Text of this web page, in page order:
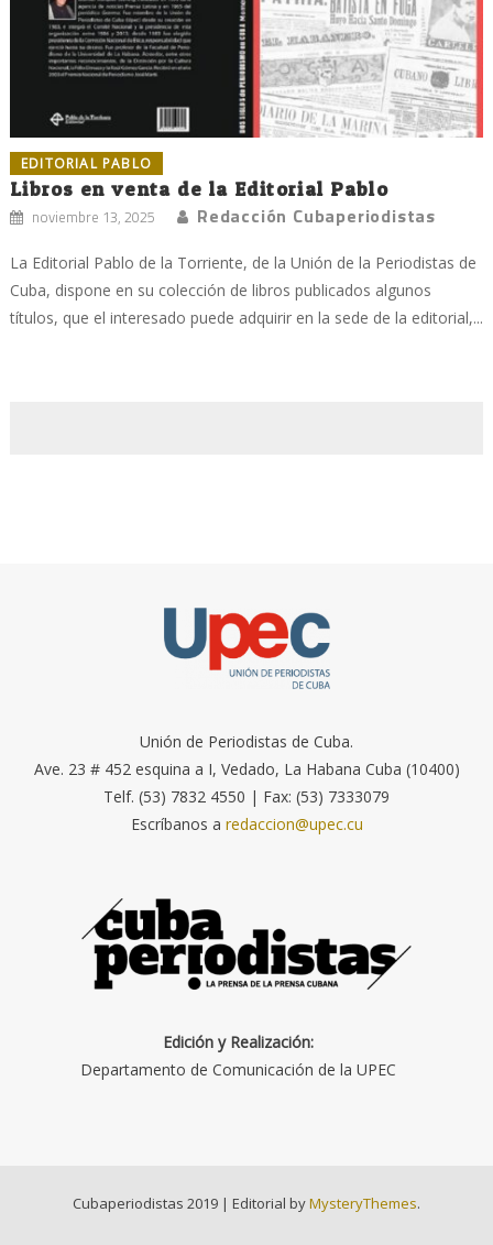
EDITORIAL PABLO
Libros en venta de la Editorial Pablo
noviembre 13, 2025 Redacción Cubaperiodistas
La Editorial Pablo de la Torriente, de la Unión de la Periodistas de
Cuba, dispone en su colección de libros publicados algunos
títulos, que el interesado puede adquirir en la sede de la editorial,...
Unión de Periodistas de Cuba.
Ave. 23 # 452 esquina a I, Vedado, La Habana Cuba (10400)
Telf. (53) 7832 4550 | Fax: (53) 7333079
Escríbanos a redaccion@upec.cu
Edición y Realización:
Departamento de Comunicación de la UPEC
Cubaperiodistas 2019 | Editorial byMysteryThemes.